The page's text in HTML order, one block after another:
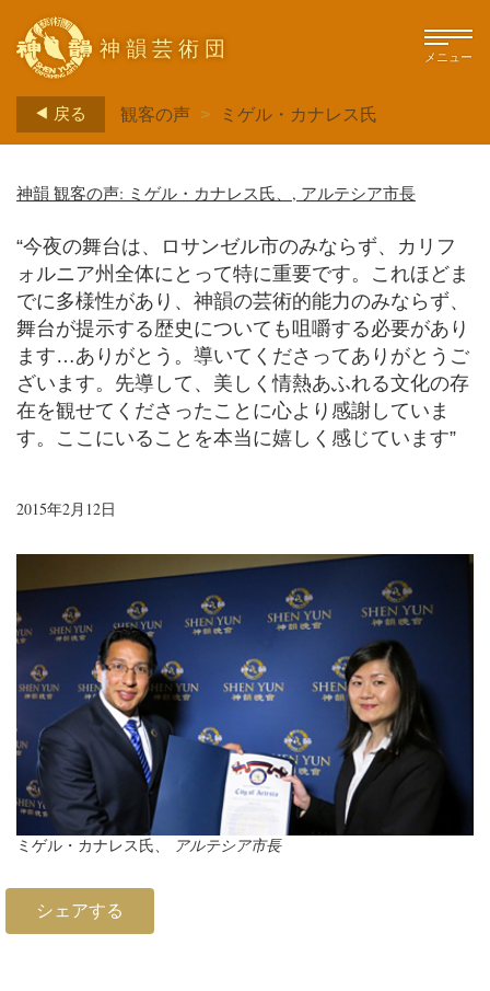
神韻芸術団 メニュー
戻る 観客の声 > ミゲル・カナレス氏
神韻 観客の声: ミゲル・カナレス氏、, アルテシア市長
“今夜の舞台は、ロサンゼル市のみならず、カリフ
ォルニア州全体にとって特に重要です。これほどま
でに多様性があり、神韻の芸術的能力のみならず、
舞台が提示する歴史についても咀嚼する必要があり
ます…ありがとう。導いてくださってありがとうご
ざいます。先導して、美しく情熱あふれる文化の存
在を観せてくださったことに心より感謝していま
す。ここにいることを本当に嬉しく感じています”
2015年2月12日
ミゲル・カナレス氏、 アルテシア市長
シェアする